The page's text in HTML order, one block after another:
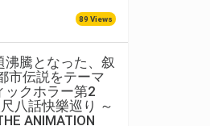
89 Views
沸騰となった、叙
市伝説をテーマ
ックホラー第2
八話快樂巡り ～
ANIMATION